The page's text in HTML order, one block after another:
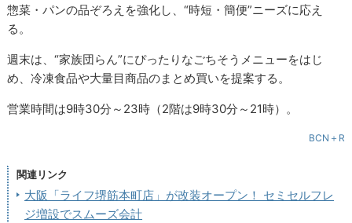
惣菜・パンの品ぞろえを強化し、“時短・簡便”ニーズに応え
る。
週末は、“家族団らん”にぴったりなごちそうメニューをはじ
め、冷凍食品や大量目商品のまとめ買いを提案する。
営業時間は9時30分～23時（2階は9時30分～21時）。
BCN＋R
関連リンク
大阪「ライフ堺筋本町店」が改装オープン！ セミセルフレ
ジ増設でスムーズ会計